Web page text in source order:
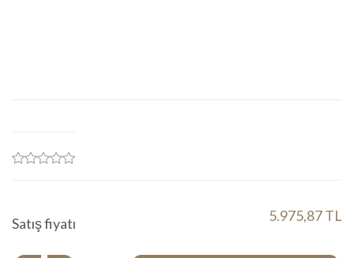
Satış fiyatı 5.975,87 TL